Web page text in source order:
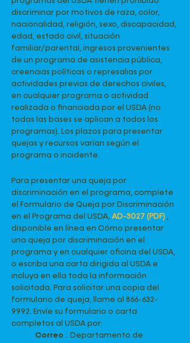
discriminar por motivos de raza, color,
nacionalidad, religión, sexo, discapacidad,
edad, estado civil, situación
familiar/parental, ingresos provenientes
de un programa de asistencia pública,
creencias políticas o represalias por
actividades previas de derechos civiles,
en cualquier programa o actividad
realizada o financiada por el USDA (no
todas las bases se aplican a todos los
programas). Los plazos para presentar
quejas y recursos varían según el
programa o incidente.
Para presentar una queja por
discriminación en el programa, complete
el Formulario de Queja por Discriminación
en el Programa del USDA, AD-3027 (PDF) ,
disponible en línea en Cómo presentar
una queja por discriminación en el
programa y en cualquier oficina del USDA,
o escriba una carta dirigida al USDA e
incluya en ella toda la información
solicitada. Para solicitar una copia del
formulario de queja, llame al 866-632-
9992. Envíe su formulario o carta
completos al USDA por:
Correo : Departamento de